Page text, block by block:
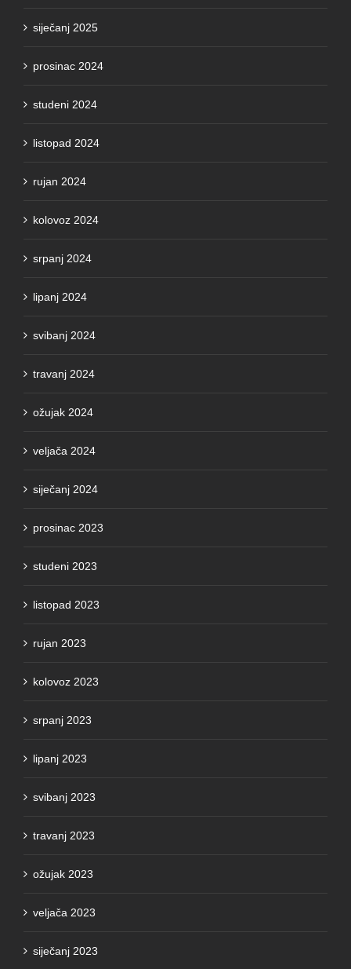
siječanj 2025
prosinac 2024
studeni 2024
listopad 2024
rujan 2024
kolovoz 2024
srpanj 2024
lipanj 2024
svibanj 2024
travanj 2024
ožujak 2024
veljača 2024
siječanj 2024
prosinac 2023
studeni 2023
listopad 2023
rujan 2023
kolovoz 2023
srpanj 2023
lipanj 2023
svibanj 2023
travanj 2023
ožujak 2023
veljača 2023
siječanj 2023